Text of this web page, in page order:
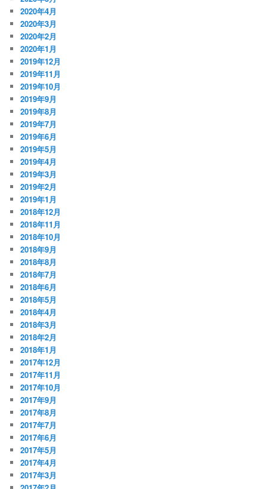
2020年4月
2020年3月
2020年2月
2020年1月
2019年12月
2019年11月
2019年10月
2019年9月
2019年8月
2019年7月
2019年6月
2019年5月
2019年4月
2019年3月
2019年2月
2019年1月
2018年12月
2018年11月
2018年10月
2018年9月
2018年8月
2018年7月
2018年6月
2018年5月
2018年4月
2018年3月
2018年2月
2018年1月
2017年12月
2017年11月
2017年10月
2017年9月
2017年8月
2017年7月
2017年6月
2017年5月
2017年4月
2017年3月